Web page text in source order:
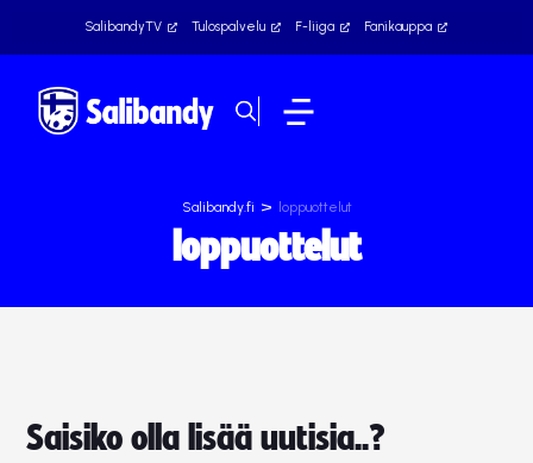
SalibandyTV Tulospalvelu F-liiga Fanikauppa
Salibandy.fi > loppuottelut
loppuottelut
Saisiko olla lisää uutisia..?